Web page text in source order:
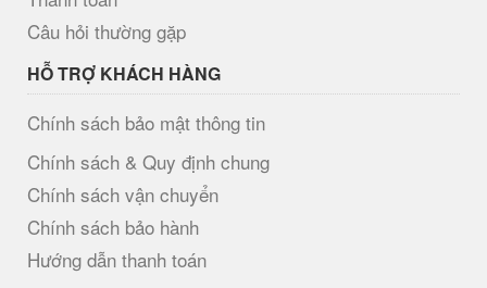
Câu hỏi thường gặp
HỖ TRỢ KHÁCH HÀNG
Chính sách bảo mật thông tin
Chính sách & Quy định chung
Chính sách vận chuyển
Chính sách bảo hành
Hướng dẫn thanh toán